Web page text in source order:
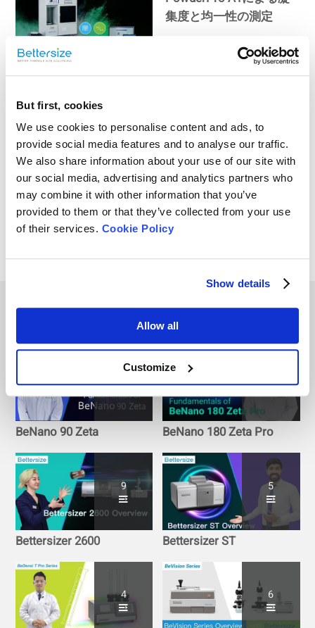
But first, cookies
We use cookies to personalise content and ads, to
provide social media features and to analyse our traffic.
We also share information about your use of our site with
our social media, advertising and analytics partners who
may combine it with other information that you’ve
provided to them or that they’ve collected from your use
of their services. Cookie Policy
Show details
Allow all
Customize
集度と均一性の測定
PowderPro A1による粉
末材料の流動性評価
Other Playlists
BeNano 90 Zeta BeNano 180 Zeta Pro
9
Bettersizer 2600
5
Bettersizer ST
4 6